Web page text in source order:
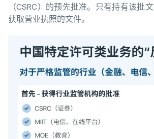
（CSRC）的预先批准。只有持有该批
获取营业执照的文件。